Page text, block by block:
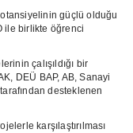
güçlü olduğu
ile birlikte öğrenci
çalışıldığı bir
DEÜ BAP, AB, Sanayi
desteklenen
karşılaştırılması